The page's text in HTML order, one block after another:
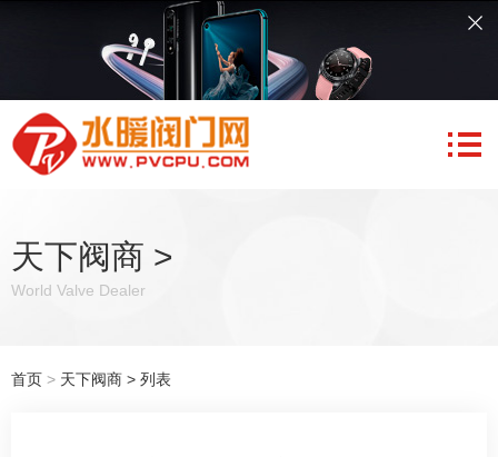
天下阀商 >
World Valve Dealer
首页 > 天下阀商 > 列表